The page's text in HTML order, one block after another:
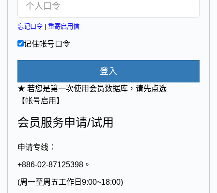
忘记口令 重寄启用信
记住帐号口令
登入
★ 若您是第一次使用会员数据库，请先点选
【帐号启用】
会员服务申请/试用
申请专线：
+886-02-87125398。
(周一至周五工作日9:00~18:00)